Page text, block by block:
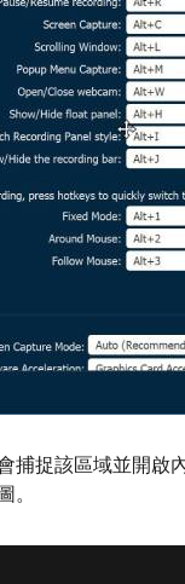
捕捉該區域並開啟
。